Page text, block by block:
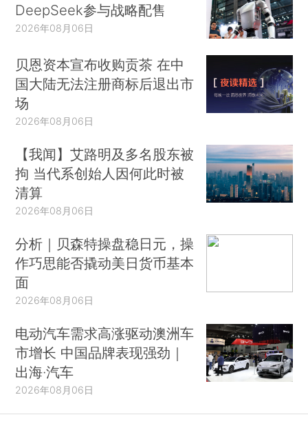
DeepSeek参与战略配售
2026年08月06日
贝恩资本宣布收购贡茶 在中
国大陆无法注册商标后退出市
场
2026年08月06日
【我闻】艾路明及多名股东被
拘 当代系创始人因何此时被
清算
2026年08月06日
分析｜贝森特操盘稳日元，操
作巧思能否撬动美日货币基本
面
2026年08月06日
电动汽车需求高涨驱动澳洲车
市增长 中国品牌表现强劲｜
出海·汽车
2026年08月06日